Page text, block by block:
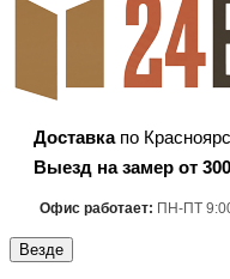
Доставкапо
Выезд на замер от
Офис работает: ПН-ПТ
Везде